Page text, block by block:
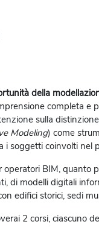
della
completa
sulla
Modeling) come
i soggetti coinvolti nel
BIM, quanto
di modelli digitali
edifici storici, sedi
2 corsi, ciascuno